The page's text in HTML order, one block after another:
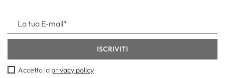
Accetto la privacy policy